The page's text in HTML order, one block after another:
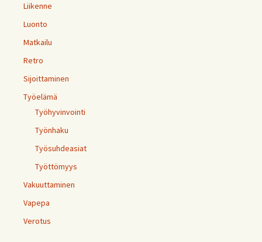
Liikenne
Luonto
Matkailu
Retro
Sijoittaminen
Työelämä
Työhyvinvointi
Työnhaku
Työsuhdeasiat
Työttömyys
Vakuuttaminen
Vapepa
Verotus